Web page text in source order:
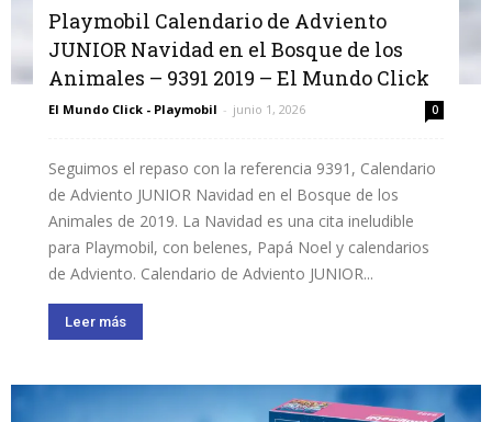
Playmobil Calendario de Adviento
JUNIOR Navidad en el Bosque de los
Animales – 9391 2019 – El Mundo Click
El Mundo Click - Playmobil - junio 1, 2026 0
Seguimos el repaso con la referencia 9391, Calendario
de Adviento JUNIOR Navidad en el Bosque de los
Animales de 2019. La Navidad es una cita ineludible
para Playmobil, con belenes, Papá Noel y calendarios
de Adviento. Calendario de Adviento JUNIOR...
Leer más